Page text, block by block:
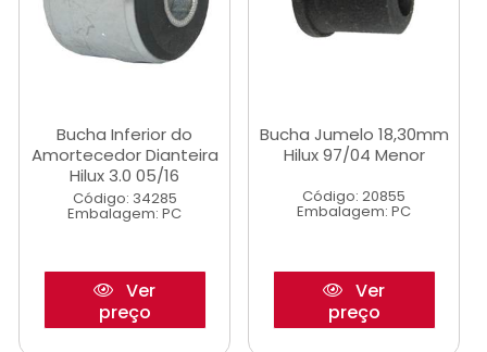
Bucha Inferior do
Amortecedor Dianteira
Hilux 3.0 05/16
Código: 34285
Embalagem: PC
Ver
preço
Bucha Jumelo 18,30mm
Hilux 97/04 Menor
Código: 20855
Embalagem: PC
Ver
preço